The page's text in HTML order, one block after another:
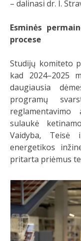
– dalinasi dr. I.
Esminės
procese
Studijų komiteto
kad 2024–2025
daugiausia
programų
reglamentavimo
sulaukė
Vaidyba, Teisė
energetikos
pritarta priėmus